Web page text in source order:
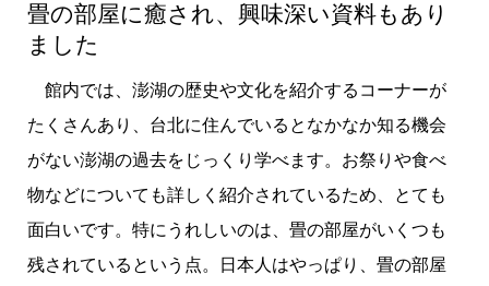
畳の部屋に癒され、興味深い資料もあり
ました
館内では、澎湖の歴史や文化を紹介するコーナーが
たくさんあり、台北に住んでいるとなかなか知る機会
がない澎湖の過去をじっくり学べます。お祭りや食べ
物などについても詳しく紹介されているため、とても
面白いです。特にうれしいのは、畳の部屋がいくつも
残されているという点。日本人はやっぱり、畳の部屋